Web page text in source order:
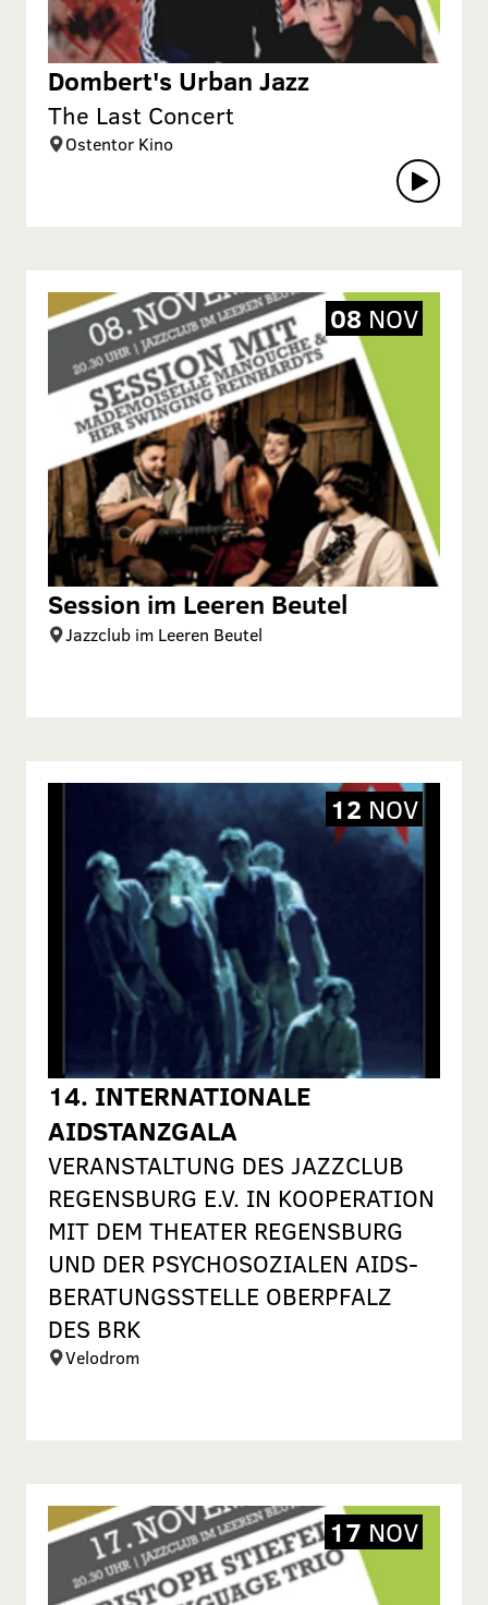
Dombert's Urban Jazz
The Last Concert
Ostentor Kino
Session im Leeren Beutel
Jazzclub im Leeren Beutel
08 NOV
14. INTERNATIONALE
AIDSTANZGALA
VERANSTALTUNG DES JAZZCLUB
REGENSBURG E.V. IN KOOPERATION
MIT DEM THEATER REGENSBURG
UND DER PSYCHOSOZIALEN AIDS-
BERATUNGSSTELLE OBERPFALZ
DES BRK
Velodrom
12 NOV
17 NOV